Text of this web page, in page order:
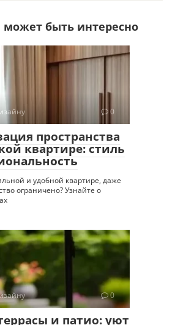
быть интересно
0
пространства
квартире: стиль
и удобной квартире, даже
ограничено? Узнайте о
0
и патио: уют